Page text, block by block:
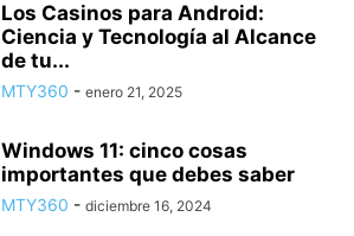
Los Casinos para Android:
Ciencia y Tecnología al Alcance
de tu...
MTY360 - enero 21, 2025
Windows 11: cinco cosas
importantes que debes saber
MTY360 - diciembre 16, 2024